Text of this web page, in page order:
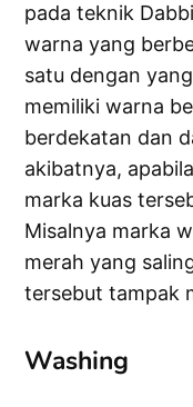
pada teknik
warna yang
satu dengan
memiliki warna
berdekatan dan
akibatnya,
marka kuas
Misalnya marka
merah yang
tersebut tampak
Washing